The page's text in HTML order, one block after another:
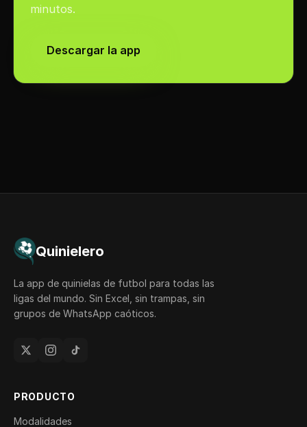
minutos.
Descargar la app
Quinielero
La app de quinielas de futbol para todas las
ligas del mundo. Sin Excel, sin trampas, sin
grupos de WhatsApp caóticos.
PRODUCTO
Modalidades